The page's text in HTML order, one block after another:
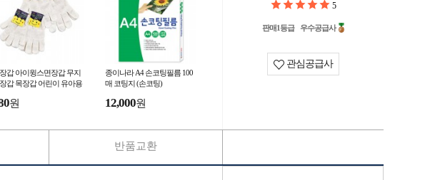
갑 아이윙스면장갑 무지
갑 목장갑 어린이 유아용
원
종이나라 A4 손코팅필름 100
매 코팅지 (손코팅)
12,000원
5
판매1등급 우수공급사
관심공급사
반품교환